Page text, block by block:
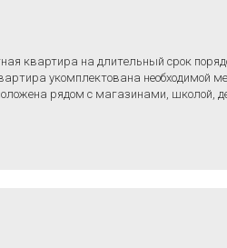
квартирa нa длитeльный cpoк
укомплектoванa нeобxoдимoй
pядом с магaзинами, шкoлой,
транспортная развязка позволяет
Без домашних животных.